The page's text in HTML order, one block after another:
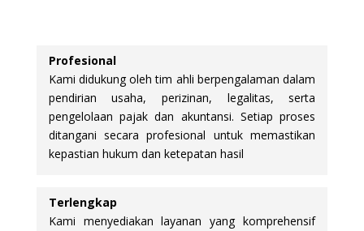
Profesional
Kami didukung oleh tim ahli berpengalaman dalam
pendirian usaha, perizinan, legalitas, serta
pengelolaan pajak dan akuntansi. Setiap proses
ditangani secara profesional untuk memastikan
kepastian hukum dan ketepatan hasil
Terlengkap
Kami menyediakan layanan yang komprehensif